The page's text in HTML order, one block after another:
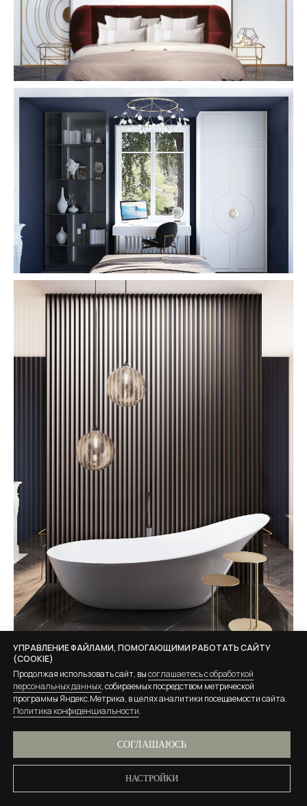
УПРАВЛЕНИЕ ФАЙЛАМИ, ПОМОГАЮЩИМИ РАБОТАТЬ САЙТУ
(COOKIE)
Продолжая использовать сайт, высоглашаетесь с обработкой
персональных данных, собираемых посредством метрической
программы Яндекс.Метрика, в целях аналитики посещаемости сайта.
Политика конфиденциальности.
СОГЛАШАЮСЬ
НАСТРОЙКИ